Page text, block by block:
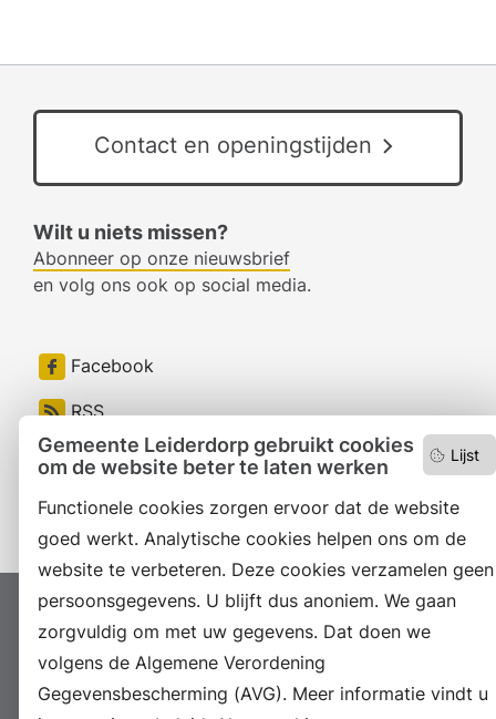
Lijst
Gemeente Leiderdorp gebruikt cookies
om de website beter te laten werken
Functionele cookies zorgen ervoor dat de website
goed werkt. Analytische cookies helpen ons om de
website te verbeteren. Deze cookies verzamelen geen
persoonsgegevens. U blijft dus anoniem. We gaan
zorgvuldig om met uw gegevens. Dat doen we
volgens de Algemene Verordening
Gegevensbescherming (AVG). Meer informatie vindt u
Contact en openingstijden
Wilt u niets missen?
Abonneer op onze nieuwsbrief
en volg ons ook op social media.
Facebook
RSS
LinkedIn
Instagram
Proclaimer
Toegankelijkheid
Sitemap
Privacyverklaring
Servicenormen
Suggesties
Archief Vacatures